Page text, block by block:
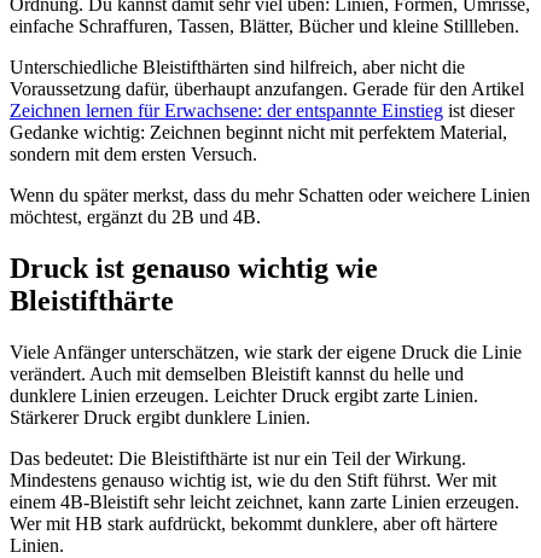
Ordnung. Du kannst damit sehr viel üben: Linien, Formen, Umrisse,
einfache Schraffuren, Tassen, Blätter, Bücher und kleine Stillleben.
Unterschiedliche Bleistifthärten sind hilfreich, aber nicht die
Voraussetzung dafür, überhaupt anzufangen. Gerade für den Artikel
Zeichnen lernen für Erwachsene: der entspannte Einstieg ist dieser
Gedanke wichtig: Zeichnen beginnt nicht mit perfektem Material,
sondern mit dem ersten Versuch.
Wenn du später merkst, dass du mehr Schatten oder weichere Linien
möchtest, ergänzt du 2B und 4B.
Druck ist genauso wichtig wie
Bleistifthärte
Viele Anfänger unterschätzen, wie stark der eigene Druck die Linie
verändert. Auch mit demselben Bleistift kannst du helle und
dunklere Linien erzeugen. Leichter Druck ergibt zarte Linien.
Stärkerer Druck ergibt dunklere Linien.
Das bedeutet: Die Bleistifthärte ist nur ein Teil der Wirkung.
Mindestens genauso wichtig ist, wie du den Stift führst. Wer mit
einem 4B-Bleistift sehr leicht zeichnet, kann zarte Linien erzeugen.
Wer mit HB stark aufdrückt, bekommt dunklere, aber oft härtere
Linien.